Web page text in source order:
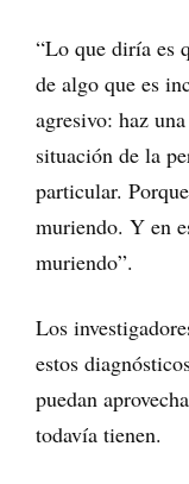
“Lo que diría es
de algo que es
agresivo: haz
situación de la
particular.
muriendo. Y en
muriendo”.
Los
estos
puedan
todavía tienen.